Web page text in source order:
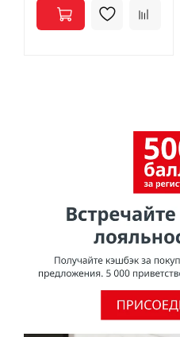
смажьте антипригарное
количеством масла.